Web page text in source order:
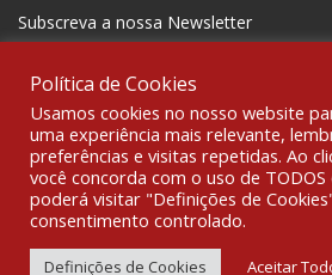
Subscreva a nossa Newsletter
SOCIALIZE
© 2021 All rights reserved Gravoplot-
Sinalética Lda. WebDesign:
Fibra Design.
Política de Cookies
Usamos cookies no nosso website
uma experiência mais relevante,
preferências e visitas repetidas. Ao
você concorda com o uso de
poderá visitar "Definições de
consentimento controlado.
Definições de Cookies Aceitar